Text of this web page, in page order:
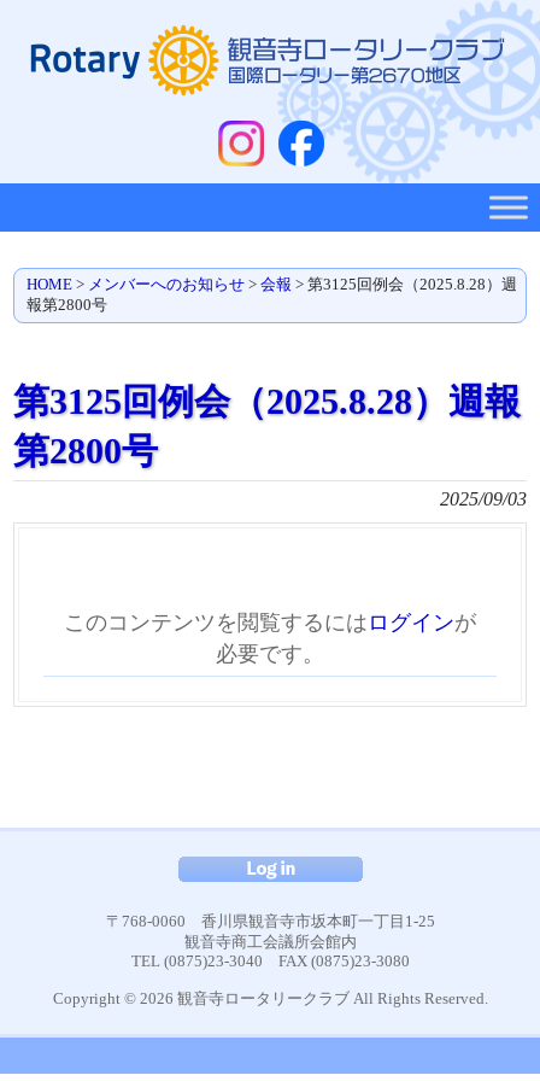
HOME > メンバーへのお知らせ >会報 >第3125回例会（2025.8.28）週
報第2800号
第3125回例会（2025.8.28）週報
第2800号
2025/09/03
このコンテンツを閲覧するには ログインが
必要です。
〒768-0060 香川県観音寺市坂本町一丁目1-25
観音寺商工会議所会館内
TEL (0875)23-3040 FAX (0875)23-3080
Copyright © 2026 観音寺ロータリークラブ All Rights Reserved.